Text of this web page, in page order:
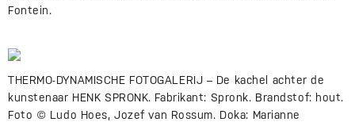
Fontein.
THERMO-DYNAMISCHE FOTOGALERIJ – De kachel achter de
kunstenaar HENK SPRONK. Fabrikant: Spronk. Brandstof: hout.
Foto © Ludo Hoes, Jozef van Rossum. Doka: Marianne